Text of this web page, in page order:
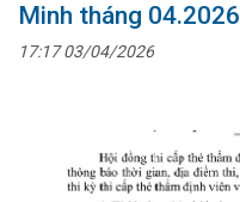
Minh tháng 04.2026
17:17 03/04/2026